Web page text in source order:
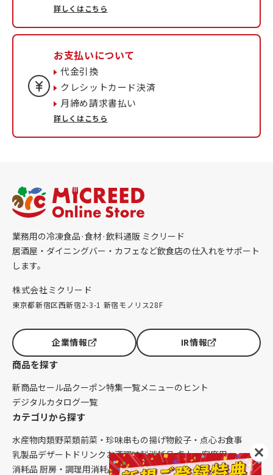
詳しくはこちら
お支払いについて
代金引換
クレシットカード決済
月締め請求書払い
詳しくはこちら
業務用の冷凍食品·食材·飲料通販 ミクリード
居酒屋・ダイニングバー・カフェなど飲食店の仕入れをサポート
します。
株式会社ミクリード
東京都新宿区西新宿2-3-1 新宿モノリス28F
企業情報 IR情報
商品を探す
新商品セール品クーポン特集一覧メニューのヒント
デジタルカタログ一覧
カテゴリから探す
水産物肉類野菜類前菜・珍味串もの揚げ物餃子・点心お食事
乳製品デザート ドリンク お酒調味料消耗品 卓上・客席用
消耗品 厨房・調理用消耗品 クレンリネス生鮮品（配送便限定）